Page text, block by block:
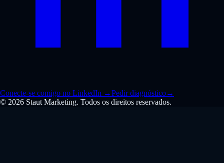
Conecte-se comigo no LinkedIn →Pedir diagnóstico→
© 2026 Staut Marketing. Todos os direitos reservados.